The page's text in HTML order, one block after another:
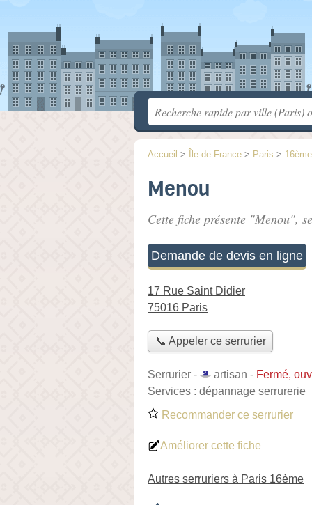
Accueil > Île-de-France > Paris > 16ème
Menou
Cette fiche présente "Menou",
Demande de devis en ligne
17 Rue Saint Didier
75016 Paris
📞 Appeler ce serrurier
Serrurier - artisan - Fermé,
Services : dépannage serrurerie
Recommander ce serrurier
Améliorer cette fiche
Autres serruriers à Paris 16ème